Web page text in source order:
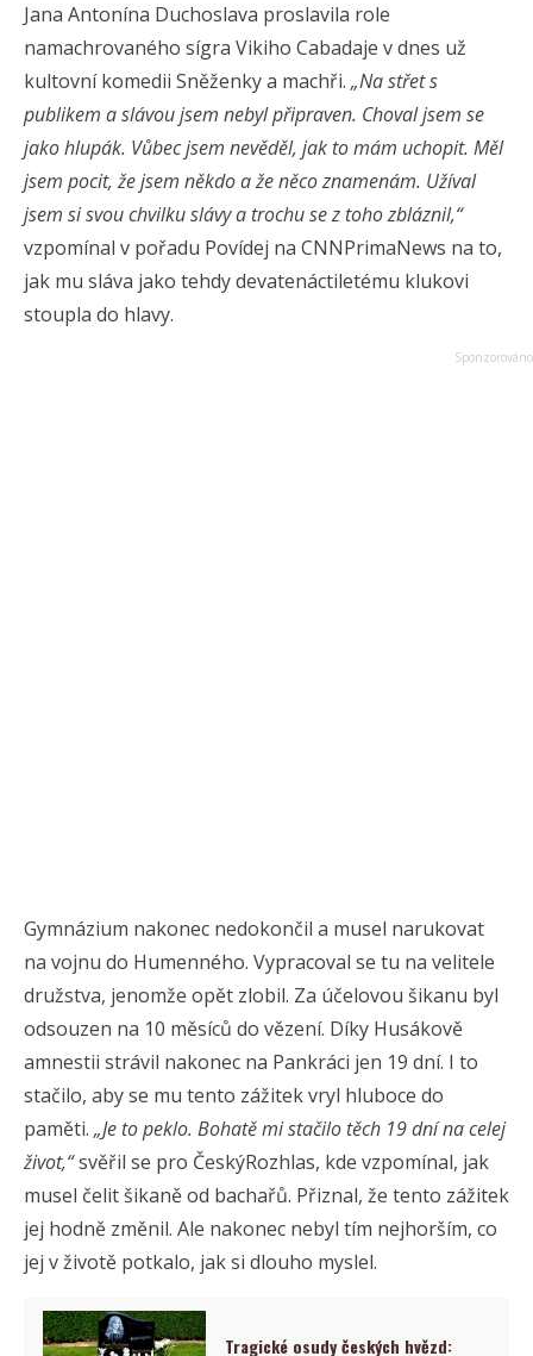
Jana Antonína Duchoslava proslavila role
namachrovaného sígra Vikiho Cabadaje v dnes už
kultovní komedii Sněženky a machři. „Na střet s
publikem a slávou jsem nebyl připraven. Choval jsem se
jako hlupák. Vůbec jsem nevěděl, jak to mám uchopit. Měl
jsem pocit, že jsem někdo a že něco znamenám. Užíval
jsem si svou chvilku slávy a trochu se z toho zbláznil,“
vzpomínal v pořadu Povídej na CNNPrimaNews na to,
jak mu sláva jako tehdy devatenáctiletému klukovi
stoupla do hlavy.
Gymnázium nakonec nedokončil a musel narukovat
na vojnu do Humenného. Vypracoval se tu na velitele
družstva, jenomže opět zlobil. Za účelovou šikanu byl
odsouzen na 10 měsíců do vězení. Díky Husákově
amnestii strávil nakonec na Pankráci jen 19 dní. I to
stačilo, aby se mu tento zážitek vryl hluboce do
paměti. „Je to peklo. Bohatě mi stačilo těch 19 dní na celej
život,“svěřil se pro ČeskýRozhlas, kde vzpomínal, jak
musel čelit šikaně od bachařů. Přiznal, že tento zážitek
jej hodně změnil. Ale nakonec nebyl tím nejhorším, co
jej v životě potkalo, jak si dlouho myslel.
Tragické osudy českých hvězd: